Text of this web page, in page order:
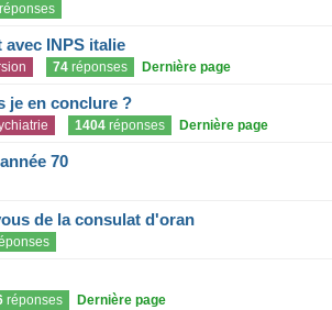
INPS italie
74réponses Dernière page
je en conclure ?
1404réponses Dernière page
70
de la consulat d'oran
réponses Dernière page